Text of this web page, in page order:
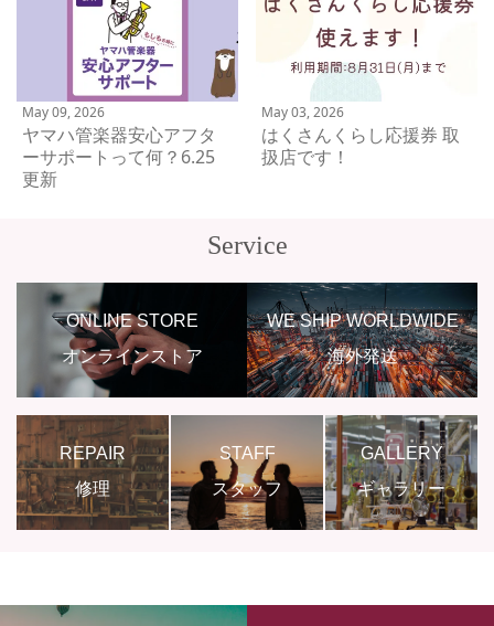
May 09, 2026
ヤマハ管楽器安心アフタ
ーサポートって何？6.25
更新
May 03, 2026
はくさんくらし応援券 取
扱店です！
Service
ONLINE STORE
オンラインストア
WE SHIP WORLDWIDE
海外発送
REPAIR
修理
STAFF
スタッフ
GALLERY
ギャラリー